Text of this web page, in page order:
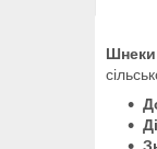
Шнеки